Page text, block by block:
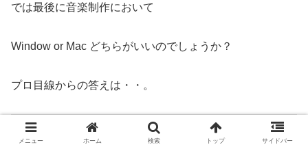
では最後に音楽制作において
Window or Mac どちらがいいのでしょうか？
プロ目線からの答えは・・。
「どちらでもよい！」
メニュー ホーム 検索 トップ サイドバー